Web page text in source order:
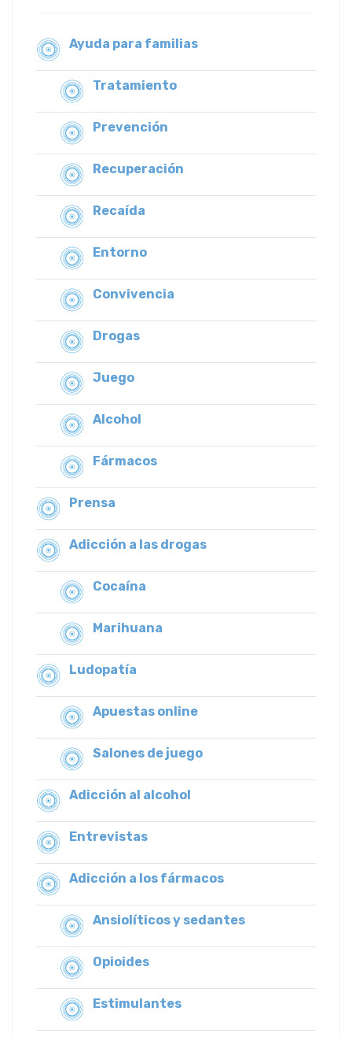
Ayuda para familias
Tratamiento
Prevención
Recuperación
Recaída
Entorno
Convivencia
Drogas
Juego
Alcohol
Fármacos
Prensa
Adicción a las drogas
Cocaína
Marihuana
Ludopatía
Apuestas online
Salones de juego
Adicción al alcohol
Entrevistas
Adicción a los fármacos
Ansiolíticos y sedantes
Opioides
Estimulantes